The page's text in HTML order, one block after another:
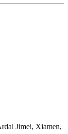
Jimei, Xiamen,